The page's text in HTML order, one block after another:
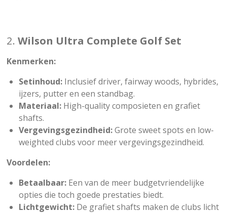
2. Wilson Ultra Complete Golf Set
Kenmerken:
Setinhoud:Inclusief driver, fairway woods, hybrides,
ijzers, putter en een standbag.
Materiaal:High-quality composieten en grafiet
shafts.
Vergevingsgezindheid:Grote sweet spots en low-
weighted clubs voor meer vergevingsgezindheid.
Voordelen:
Betaalbaar:Een van de meer budgetvriendelijke
opties die toch goede prestaties biedt.
Lichtgewicht:De grafiet shafts maken de clubs licht